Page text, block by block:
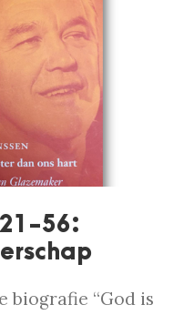
56:
biografie “God is